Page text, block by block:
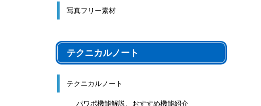
写真フリー素材
テクニカルノート
テクニカルノート
パワポ機能解説、おすすめ機能紹介